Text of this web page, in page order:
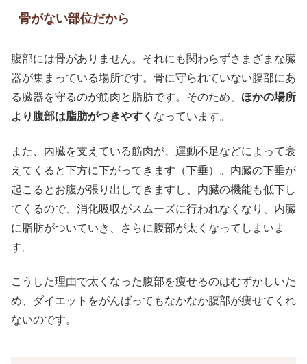
骨がない部位だから
腹部には骨がありません。それにも関わらずさまざまな臓
器が集まっている場所です。骨に守られていない腹部にあ
る臓器を守るのが筋肉と脂肪です。そのため、 ほかの場所
より腹部は脂肪がつきやすく なっています。
また、内臓を支えている筋肉が、運動不足などによって衰
えてくると下方に下がってきます（下垂）。内臓の下垂が
起こるとお腹が張り出してきますし、内臓の機能も低下し
てくるので、消化吸収がスムーズに行われなくなり、内臓
に脂肪がついていき、さらに腹部が太くなってしまいま
す。
こうした理由で太くなった腹部を痩せるのはむずかしいた
め、ダイエットをがんばってもなかなか腹部が痩せてくれ
ないのです。